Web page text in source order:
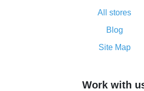
All about how cash back
and what it does
How to get the most cash back
simple methods
All stores
Blog
Site Map
Work with